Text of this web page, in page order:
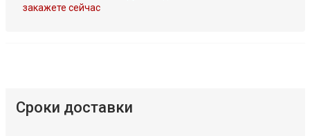
закажете сейчас
Сроки доставки